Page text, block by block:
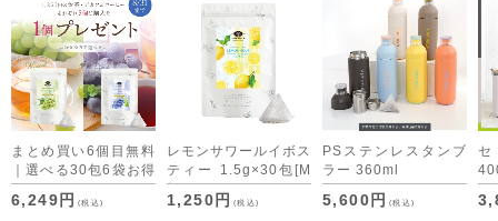
まとめ買い6個目無料
｜選べる30包6袋お得
セット デカフェコー
ヒーも仲間入り
6,249円 (税込)
レモンサワールイボス
ティー 1.5g×30包 [M
便 1/3]
1,250円 (税込)
PSステンレスタンブ
ラー 360ml
5,600円 (税込)